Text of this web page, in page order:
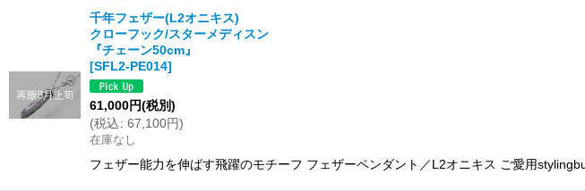
千年フェザー(L2オニキス)
クローフック/スターメディスン
『チェーン50cm』
[SFL2-PE014]
61,000円(税別)
(税込: 67,100円)
在庫なし
フェザー能力を伸ばす飛躍のモチーフ フェザーペンダント／L2オニキス ご愛用